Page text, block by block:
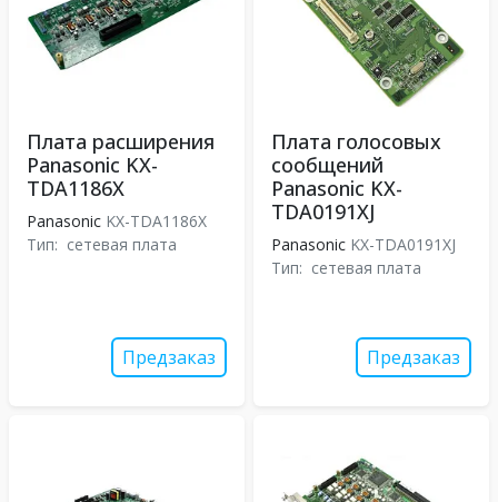
Плата расширения
Panasonic KX-
TDA1186X
Panasonic KX-TDA1186X
Тип: сетевая плата
Предзаказ
Плата голосовых
сообщений
Panasonic KX-
TDA0191XJ
Panasonic KX-TDA0191XJ
Тип: сетевая плата
Предзаказ